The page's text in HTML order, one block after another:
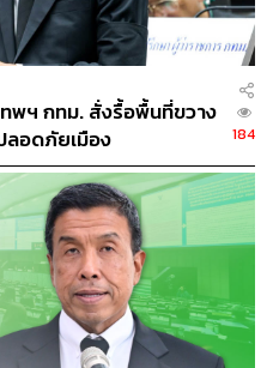
พฯ กทม. สั่งรื้อพื้นที่ขวาง
ลอดภัยเมือง
184